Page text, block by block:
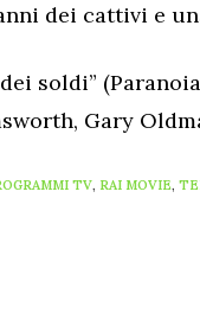
dei cattivi e
soldi”
Gary
TV, RAI MOVIE,